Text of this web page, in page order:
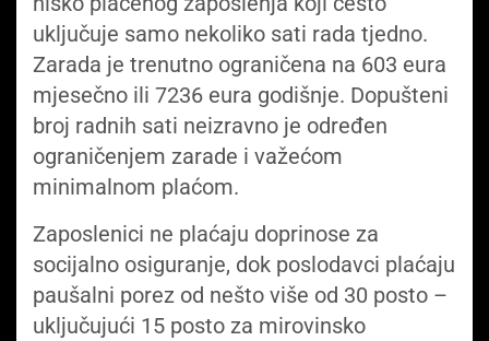
uključuje samo nekoliko sati rada tjedno.
Zarada je trenutno ograničena na 603 eura
mjesečno ili 7236 eura godišnje. Dopušteni
broj radnih sati neizravno je određen
ograničenjem zarade i važećom
minimalnom plaćom.
Zaposlenici ne plaćaju doprinose za
socijalno osiguranje, dok poslodavci plaćaju
paušalni porez od nešto više od 30 posto –
uključujući 15 posto za mirovinsko